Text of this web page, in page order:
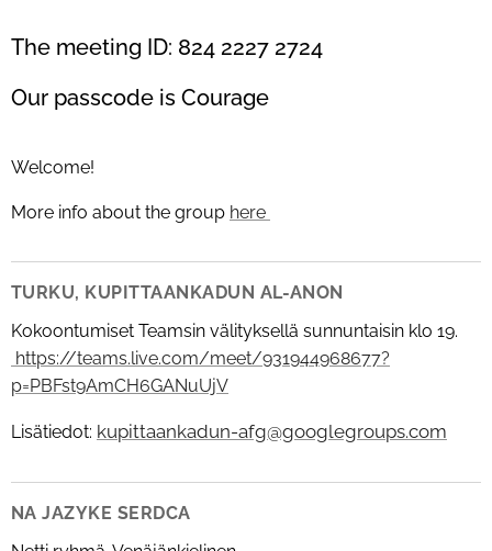
The meeting ID: 824 2227 2724
Our passcode is Courage
Welcome!
More info about the group here
TURKU, KUPITTAANKADUN AL-ANON
Kokoontumiset Teamsin välityksellä sunnuntaisin klo 19.
https://teams.live.com/meet/931944968677?
p=PBFst9AmCH6GANuUjV
Lisätiedot: kupittaankadun-afg@googlegroups.com
NA JAZYKE SERDCA